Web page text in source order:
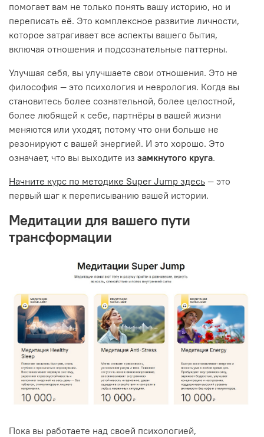
помогает вам не только понять вашу историю, но и
переписать её. Это комплексное развитие личности,
которое затрагивает все аспекты вашего бытия,
включая отношения и подсознательные паттерны.
Улучшая себя, вы улучшаете свои отношения. Это не
философия — это психология и неврология. Когда вы
становитесь более сознательной, более целостной,
более любящей к себе, партнёры в вашей жизни
меняются или уходят, потому что они больше не
резонируют с вашей энергией. И это хорошо. Это
означает, что вы выходите из замкнутого круга.
Начните курс по методике Super Jump здесь — это
первый шаг к переписыванию вашей истории.
Медитации для вашего пути
трансформации
Пока вы работаете над своей психологией,